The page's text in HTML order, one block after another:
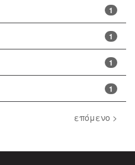
1
1
1
1
επόμενο >